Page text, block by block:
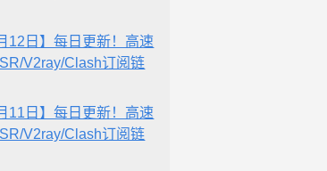
12日】每日更新！高速
V2ray/Clash订阅链
11日】每日更新！高速
V2ray/Clash订阅链